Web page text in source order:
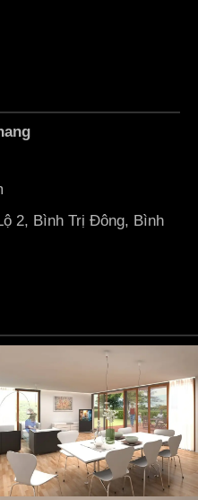
2, Bình Trị Đông, Bình